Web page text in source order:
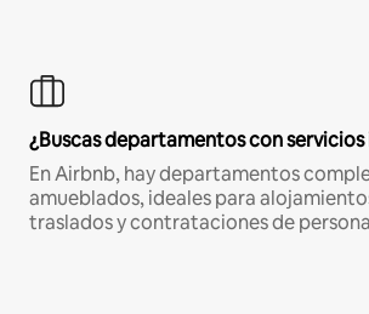
¿Buscas departamentos con
En Airbnb, hay departamentos
amueblados, ideales para
traslados y contrataciones de